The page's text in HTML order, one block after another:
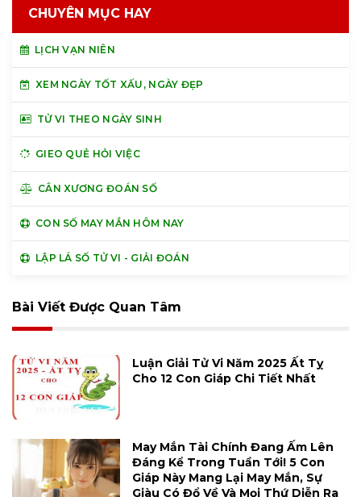
CHUYÊN MỤC HAY
LỊCH VẠN NIÊN
XEM NGÀY TỐT XẤU, NGÀY ĐẸP
TỬ VI THEO NGÀY SINH
GIEO QUẺ HỎI VIỆC
CÂN XƯƠNG ĐOÁN SỐ
CON SỐ MAY MẮN HÔM NAY
LẬP LÁ SỐ TỬ VI - GIẢI ĐOÁN
Bài Viết Được Quan Tâm
Luận Giải Tử Vi Năm 2025 Ất Tỵ
Cho 12 Con Giáp Chi Tiết Nhất
May Mắn Tài Chính Đang Ấm Lên
Đáng Kể Trong Tuần Tới! 5 Con
Giáp Này Mang Lại May Mắn, Sự
Giàu Có Đổ Về Và Mọi Thứ Diễn Ra